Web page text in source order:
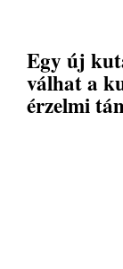
Egy új
válhat a
érzelmi